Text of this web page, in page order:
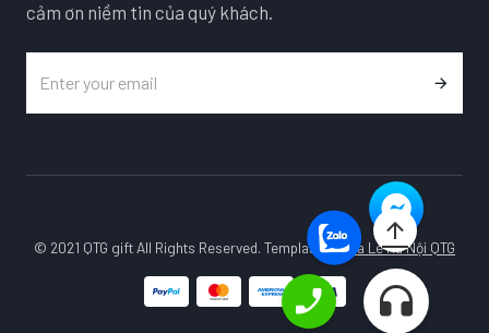
cảm ơn niềm tin của quý khách.
© 2021 QTG gift All Rights Reserved. Template byPha Lê Hà Nội QTG